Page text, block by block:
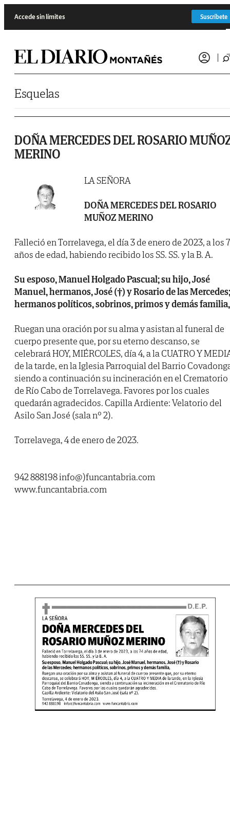
Accede sin límites Suscríbete
Esquelas
DOÑA MERCEDES DEL ROSARIO
MERINO
LA SEÑORA
DOÑA MERCEDES DEL ROSARIO
MUÑOZ MERINO
Falleció en Torrelavega, el día 3 de enero de 2023, a los
años de edad, habiendo recibido los SS. SS. y la B. A.
Su esposo, Manuel Holgado Pascual; su hijo, José
Manuel, hermanos, José (†) y Rosario de las Mercedes;
hermanos políticos, sobrinos, primos y demás familia,
Ruegan una oración por su alma y asistan al funeral de
cuerpo presente que, por su eterno descanso, se
celebrará HOY, MIÉRCOLES, día 4, a la CUATRO Y
de la tarde, en la Iglesia Parroquial del Barrio
siendo a continuación su incineración en el Crematorio
de Río Cabo de Torrelavega. Favores por los cuales
quedarán agradecidos. Capilla Ardiente: Velatorio del
Asilo San José (sala nº 2).
Torrelavega, 4 de enero de 2023.
942 888198 info@)funcantabria.com
www.funcantabria.com